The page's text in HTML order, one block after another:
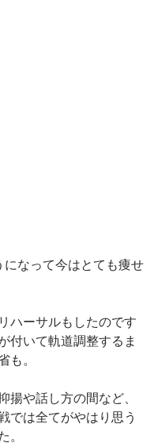
になって今はとても痩せ
ハーサルもしたのです
付いて軌道調整するま
も。
揚や話し方の間など、
では全てがやはり思う
。